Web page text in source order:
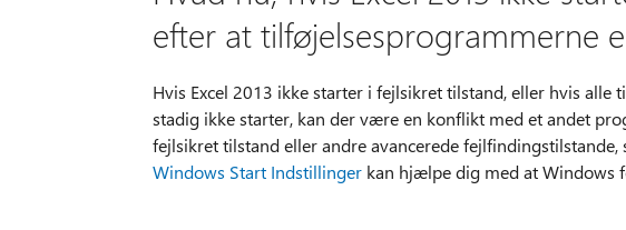
efter at tilføjelsesprogrammerne
Hvis Excel 2013 ikke starter i fejlsikret tilstand, eller hvis alle
stadig ikke starter, kan der være en konflikt med et andet
fejlsikret tilstand eller andre avancerede
Windows Start Indstillingerkan hjælpe dig med at Windows